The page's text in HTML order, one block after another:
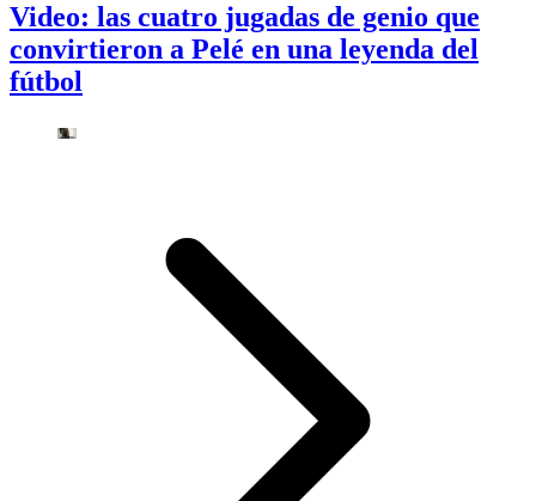
Video: las cuatro jugadas de genio que
convirtieron a Pelé en una leyenda del
fútbol